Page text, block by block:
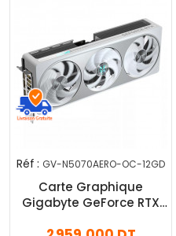
Réf : GV-N5070AERO-OC-12GD
Carte Graphique
Gigabyte GeForce RTX